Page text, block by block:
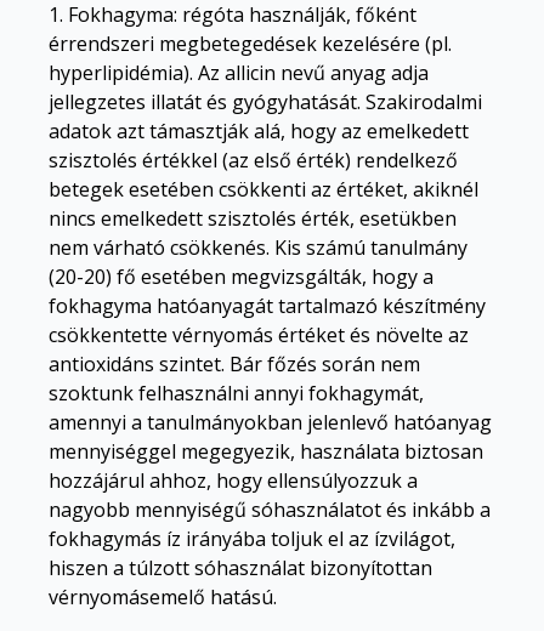
1. Fokhagyma: régóta használják, főként
érrendszeri megbetegedések kezelésére (pl.
hyperlipidémia). Az allicin nevű anyag adja
jellegzetes illatát és gyógyhatását. Szakirodalmi
adatok azt támasztják alá, hogy az emelkedett
szisztolés értékkel (az első érték) rendelkező
betegek esetében csökkenti az értéket, akiknél
nincs emelkedett szisztolés érték, esetükben
nem várható csökkenés. Kis számú tanulmány
(20-20) fő esetében megvizsgálták, hogy a
fokhagyma hatóanyagát tartalmazó készítmény
csökkentette vérnyomás értéket és növelte az
antioxidáns szintet. Bár főzés során nem
szoktunk felhasználni annyi fokhagymát,
amennyi a tanulmányokban jelenlevő hatóanyag
mennyiséggel megegyezik, használata biztosan
hozzájárul ahhoz, hogy ellensúlyozzuk a
nagyobb mennyiségű sóhasználatot és inkább a
fokhagymás íz irányába toljuk el az ízvilágot,
hiszen a túlzott sóhasználat bizonyítottan
vérnyomásemelő hatású.